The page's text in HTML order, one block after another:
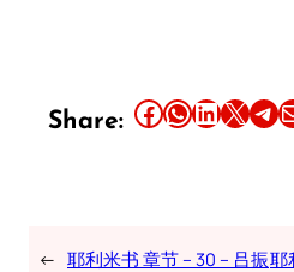
Share: Share this article on Facebook Share this article on WhatsApp Share this article on LinkedIn Share this article on X Share this article on TelegramEmail this Article
← 耶利米书 章节 – 30 – 吕振耶